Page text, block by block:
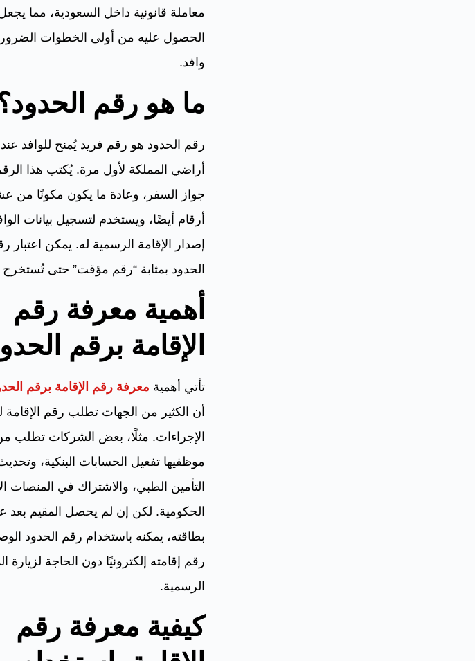
معاملة قانونية داخل السعودية، مما
الحصول عليه من أولى الخطوات
وافد.
ما هو رقم
رقم الحدود هو رقم فريد يُمنح للوافد
أراضي المملكة لأول مرة. يُكتب هذا
جواز السفر، وعادة ما يكون مكونًا من
أرقام أيضًا، ويستخدم لتسجيل بيانات
إصدار الإقامة الرسمية له. يمكن اعتبار
الحدود بمثابة “رقم مؤقت” حتى تُستخرج
أهمية معرفة رقم
الإقامة برقم
تأتي أهمية معرفة رقم الإقامة برقم
أن الكثير من الجهات تطلب رقم الإقامة
الإجراءات. مثلًا، بعض الشركات تطلب
موظفيها تفعيل الحسابات البنكية،
التأمين الطبي، والاشتراك في المنصات
الحكومية. لكن إن لم يحصل المقيم بعد
بطاقته، يمكنه باستخدام رقم الحدود
رقم إقامته إلكترونيًا دون الحاجة لزيارة
الرسمية.
كيفية معرفة رقم